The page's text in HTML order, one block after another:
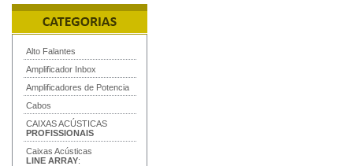
Alto Falantes
Amplificador Inbox
Amplificadores de Potencia
Cabos
CAIXAS ACÚSTICAS
PROFISSIONAIS
Caixas Acústicas
LINE ARRAY: